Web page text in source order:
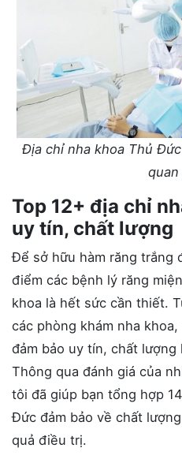
Địa chỉ nha khoa Thủ
quan
Top 12+ địa chỉ
uy tín, chất lượng
Để sở hữu hàm răng trắng
điểm các bệnh lý răng
khoa là hết sức cần thiết.
các phòng khám nha
đảm bảo uy tín, chất
Thông qua đánh giá của
tôi đã giúp bạn tổng hợp
Đức đảm bảo về chất
quả điều trị.